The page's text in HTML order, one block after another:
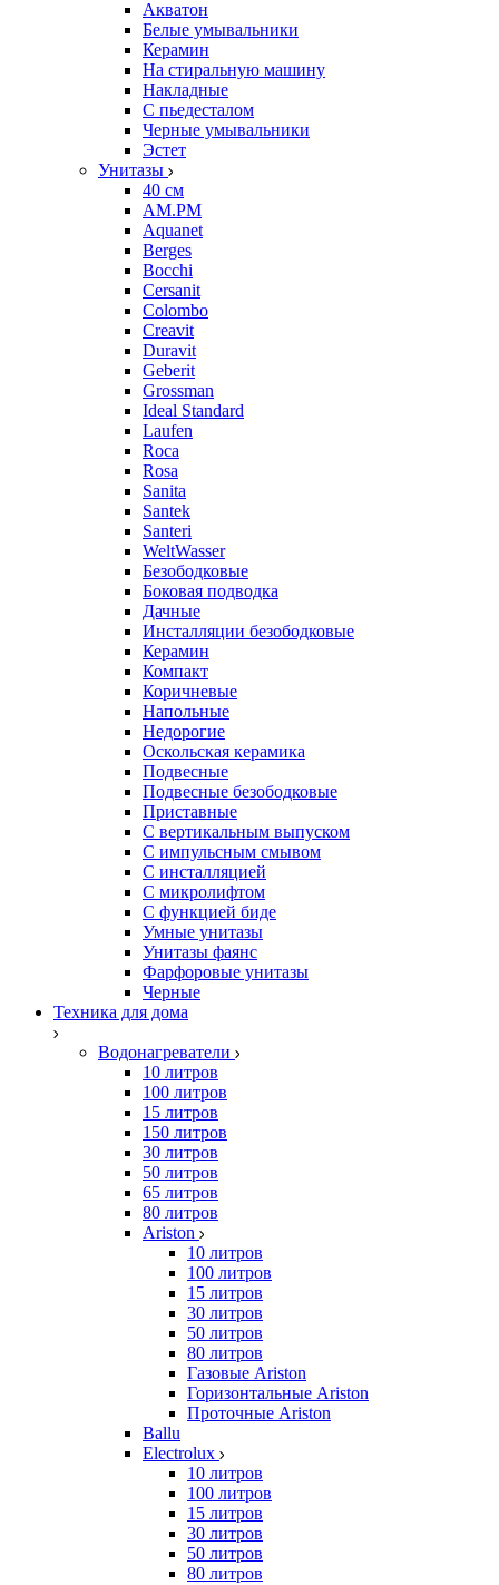
Акватон
Белые умывальники
Керамин
На стиральную машину
Накладные
С пьедесталом
Черные умывальники
Эстет
Унитазы
40 см
AM.PM
Aquanet
Berges
Bocchi
Cersanit
Colombo
Creavit
Duravit
Geberit
Grossman
Ideal Standard
Laufen
Roca
Rosa
Sanita
Santek
Santeri
WeltWasser
Безободковые
Боковая подводка
Дачные
Инсталляции безободковые
Керамин
Компакт
Коричневые
Напольные
Недорогие
Оскольская керамика
Подвесные
Подвесные безободковые
Приставные
С вертикальным выпуском
С импульсным смывом
С инсталляцией
С микролифтом
С функцией биде
Умные унитазы
Унитазы фаянс
Фарфоровые унитазы
Черные
Техника для дома
Водонагреватели
10 литров
100 литров
15 литров
150 литров
30 литров
50 литров
65 литров
80 литров
Ariston
10 литров
100 литров
15 литров
30 литров
50 литров
80 литров
Газовые Ariston
Горизонтальные Ariston
Проточные Ariston
Ballu
Electrolux
10 литров
100 литров
15 литров
30 литров
50 литров
80 литров